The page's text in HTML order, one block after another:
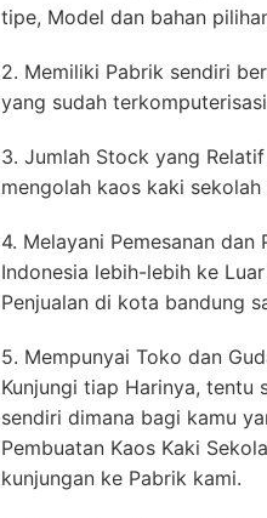
tipe, Model dan bahan
2. Memiliki Pabrik sendiri
yang sudah
3. Jumlah Stock yang
mengolah kaos kaki sekolah
4. Melayani Pemesanan
Indonesia lebih-lebih ke
Penjualan di kota bandung
5. Mempunyai Toko dan
Kunjungi tiap Harinya, tentu
sendiri dimana bagi kamu
Pembuatan Kaos Kaki
kunjungan ke Pabrik kami.